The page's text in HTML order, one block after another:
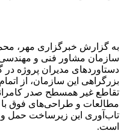
به گزارش خبرگزاری مهر،
سازمان مشاور فنی و
دستاوردهای مدیران پروژه در
بزرگراهی این سازمان، از
تقاطع غیر همسطح صدر
مطالعات و طراحی‌های فوق با
تاب‌آوری این زیرساخت حمل
است.